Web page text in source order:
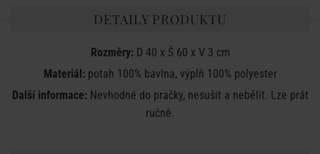
DETAILY PRODUKTU
Rozměry:D 40 x Š 60 x V 3 cm
Materiál:potah 100% bavlna, výplň 100% polyester
Další informace:Nevhodné do pračky, nesušit a nebělit. Lze prát
ručně.